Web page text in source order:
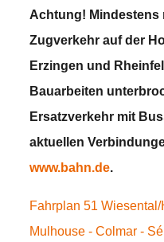
Achtung! Mindestens
Zugverkehr auf der
Erzingen und
Bauarbeiten
Ersatzverkehr mit
aktuellen
www.bahn.de.
Fahrplan 51
Mulhouse - Colmar -